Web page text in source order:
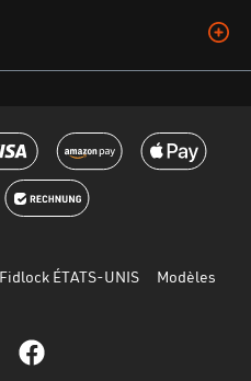
Fidlock ÉTATS-UNIS Modèles